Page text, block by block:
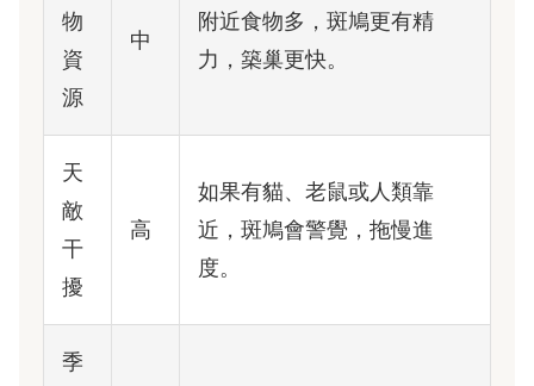
物
資
源
中
附近食物多，斑鳩更有精
力，築巢更快。
天
敵
干
擾
高
如果有貓、老鼠或人類靠
近，斑鳩會警覺，拖慢進
度。
季